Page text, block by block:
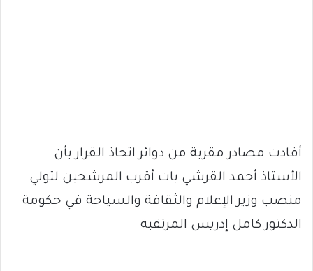
أفادت مصادر مقربة من دوائر اتحاذ القرار بأن
الأستاذ أحمد القرشي بات أقرب المرشحين لتولي
منصب وزير الإعلام والثقافة والسياحة في حكومة
الدكتور كامل إدريس المرتقبة